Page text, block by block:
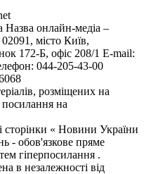
Назва онлайн-медіа –
місто Київ,
172-Б, офіс 208/1 E-mail:
044-205-43-00
розміщених на
посилання на
сторінки « Новини України
- обов'язкове пряме
гіперпосилання .
в незалежності від